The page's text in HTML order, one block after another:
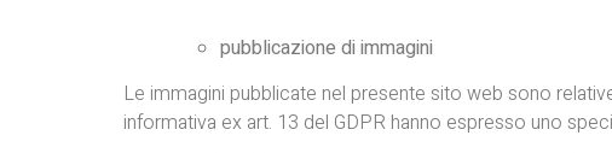
pubblicazione di immagini
Le immagini pubblicate nel presente sito web sono
informativa ex art. 13 del GDPR hanno espresso uno